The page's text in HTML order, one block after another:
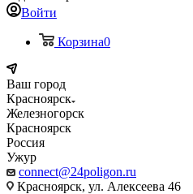
Войти
Корзина0
Ваш город
Красноярск
Железногорск
Красноярск
Россия
Ужур
connect@24poligon.ru
Красноярск, ул. Алексеева 46